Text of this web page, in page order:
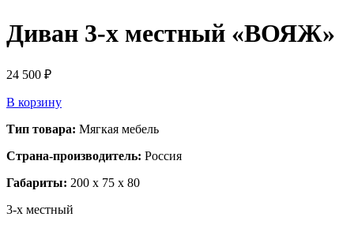
Диван 3-х местный «ВОЯЖ»
24 500 ₽
В корзину
Тип товара: Мягкая мебель
Страна-производитель: Россия
Габариты: 200 x 75 x 80
3-х местный